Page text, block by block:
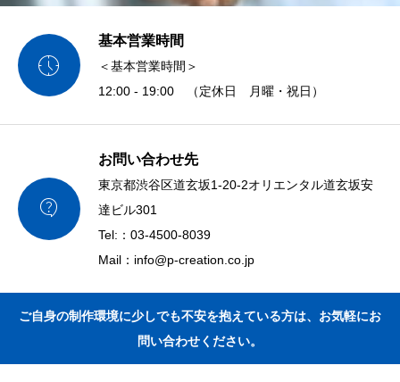

基本営業時間
＜基本営業時間＞
12:00 - 19:00 （定休日 月曜・祝日）

お問い合わせ先
東京都渋谷区道玄坂1-20-2オリエンタル道玄坂安
達ビル301
Tel:：03-4500-8039
Mail：info@p-creation.co.jp
ご自身の制作環境に少しでも不安を抱えている方は、お気軽にお
問い合わせください。